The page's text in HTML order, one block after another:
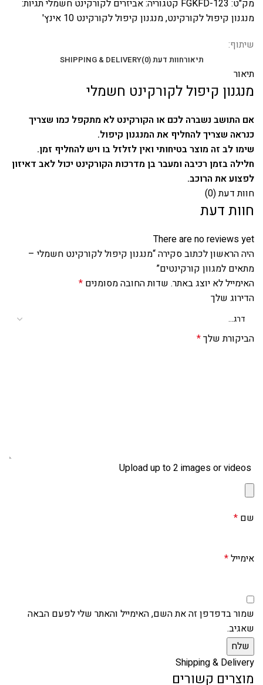
מק"ט: FGKFD-123 קטגוריה:אביזרים לקורקינט חשמליתגיות:
מנגנון קיפול לקורקינט,מנגנון קיפול לקורקינט 10 אינץ'
שיתוף:
תיאורחוות דעת (0) SHIPPING & DELIVERY
תיאור
מנגנון קיפול לקורקינט חשמלי
אם התושב נשברה לכם או הקורקינט לא מתקפל כמו שצריך
כנראה שצריך להחליף את המנגנון קיפול.
שימו לב זה מוצר בטיחותי ואין לזלזל בו ויש להחליף זמן.
חלילה בזמן רכיבה ומעבר בן מדרכות הקורקינט יכול לאב דאיזון
לפצוע את הרוכב.
חוות דעת (0)
חוות דעת
There are no reviews yet
היה הראשון לכתוב סקירה “מנגנון קיפול לקורקינט חשמלי –
מתאים למגוון קורקינטים”
האימייל לא יוצג באתר. שדות החובה מסומנים *
הדירוג שלך
הביקורת שלך*
Upload up to 2 images or videos
שם *
אימייל*
שמור בדפדפן זה את השם, האימייל והאתר שלי לפעם הבאה
שאגיב.
Shipping & Delivery
מוצרים קשורים